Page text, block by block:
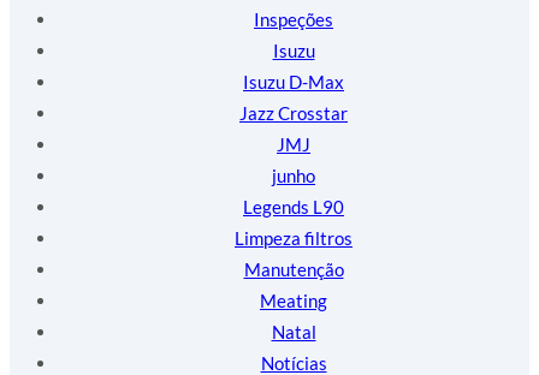
Inspeções
Isuzu
Isuzu D-Max
Jazz Crosstar
JMJ
junho
Legends L90
Limpeza filtros
Manutenção
Meating
Natal
Notícias